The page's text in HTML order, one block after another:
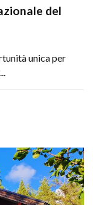
del
unica per